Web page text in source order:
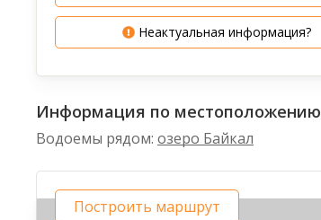
Неактуальная информация?
Информация по местоположению
Водоемы рядом: озеро Байкал
Построить маршрут